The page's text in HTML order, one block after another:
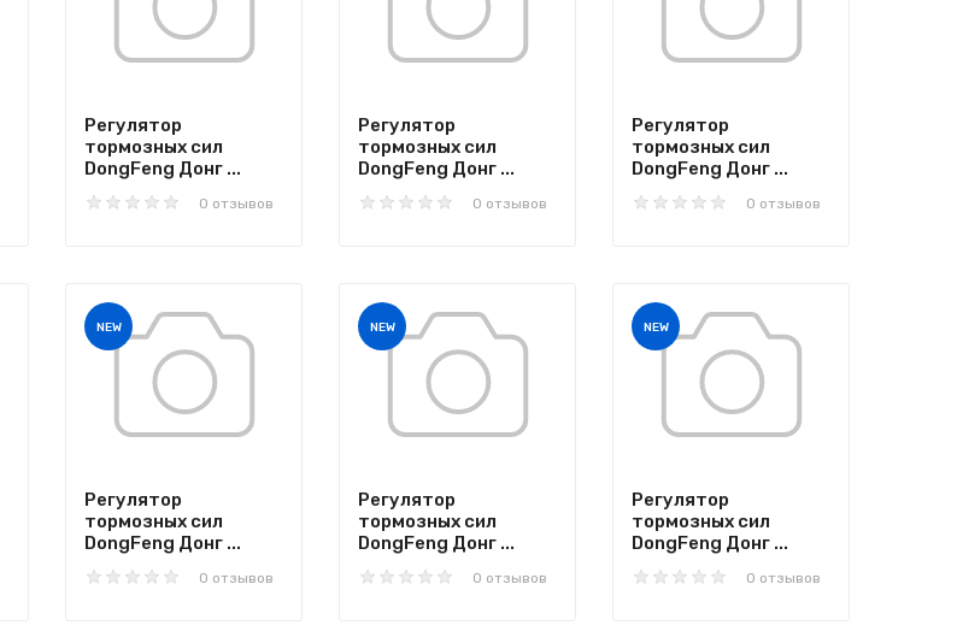
Регулятор
тормозных сил
DongFeng Донг ...
0 отзывов
Регулятор
тормозных сил
DongFeng Донг ...
0 отзывов
Регулятор
тормозных сил
DongFeng Донг ...
0 отзывов
NEW
Регулятор
тормозных сил
DongFeng Донг ...
0 отзывов
NEW
Регулятор
тормозных сил
DongFeng Донг ...
0 отзывов
NEW
Регулятор
тормозных сил
DongFeng Донг ...
0 отзывов